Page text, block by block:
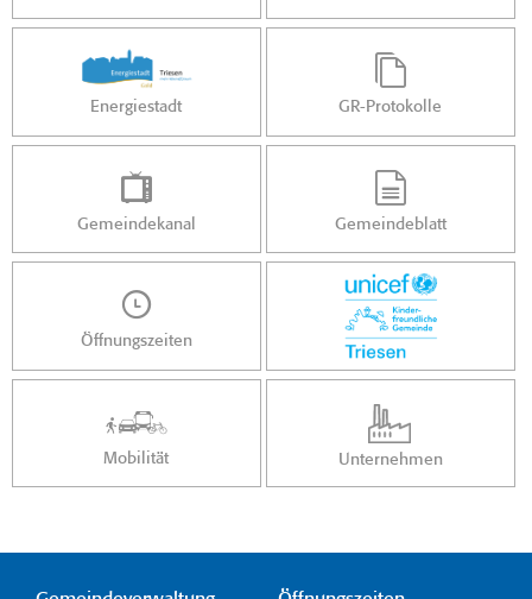
Energiestadt GR-Protokolle
Gemeindekanal Gemeindeblatt
Öffnungszeiten
Mobilität Unternehmen